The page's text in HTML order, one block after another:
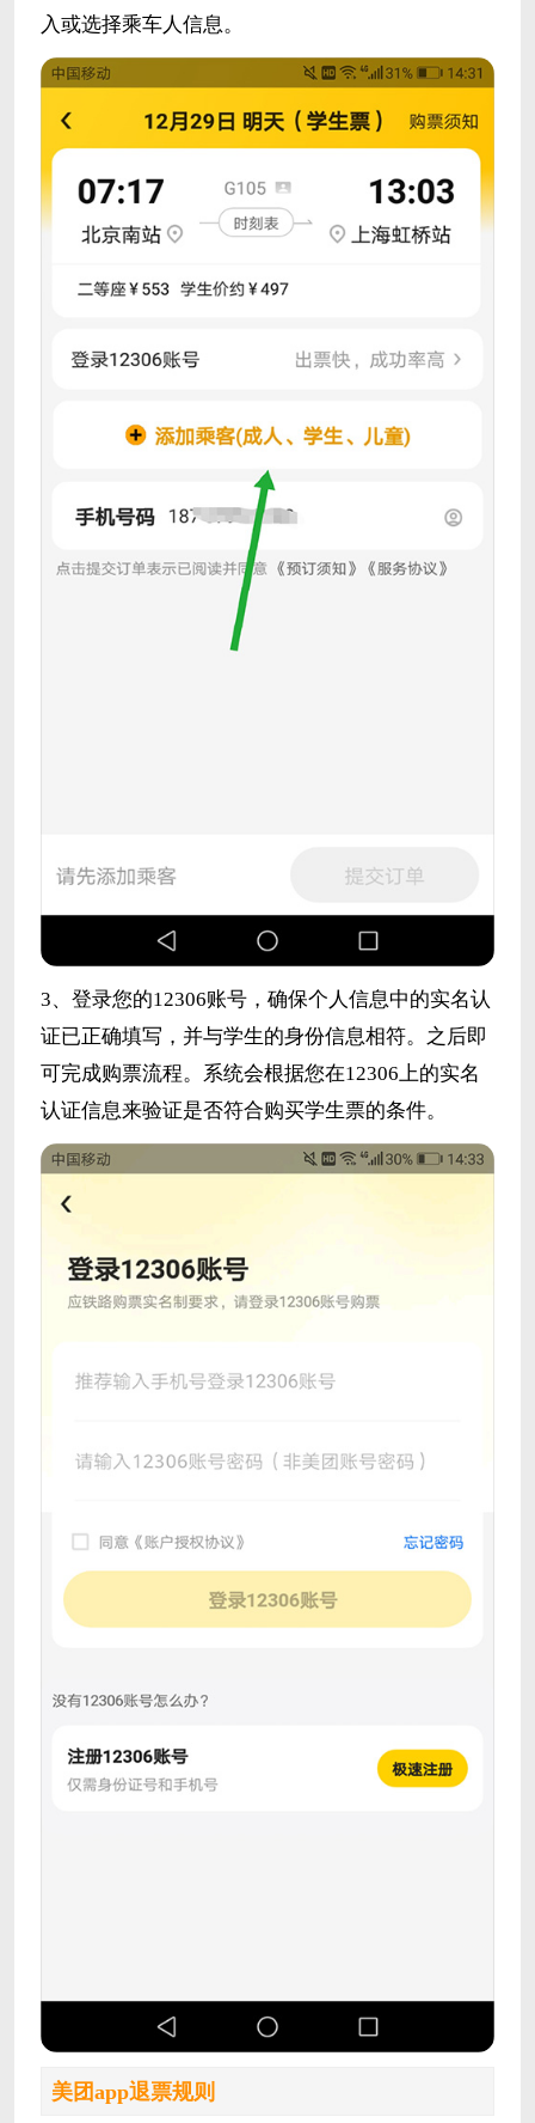
入或选择乘车人信息。
3、登录您的12306账号，确保个人信息中的实名认
证已正确填写，并与学生的身份信息相符。之后即
可完成购票流程。系统会根据您在12306上的实名
认证信息来验证是否符合购买学生票的条件。
美团app退票规则